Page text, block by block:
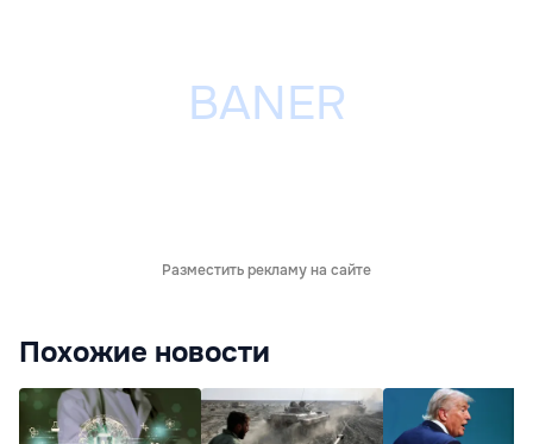
Разместить рекламу на сайте
Похожие новости